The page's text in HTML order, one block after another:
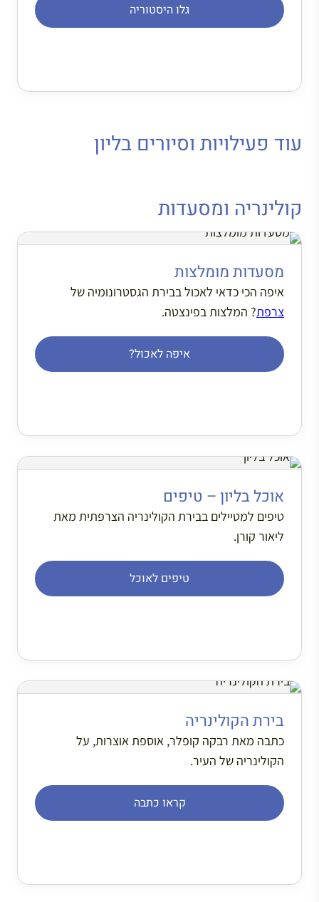
גלו היסטוריה
עוד פעילויות וסיורים בליון
קולינריה ומסעדות
מסעדות מומלצות
איפה הכי כדאי לאכול בבירת הגסטרונומיה של
צרפת? המלצות בפינצטה.
איפה לאכול?
אוכל בליון – טיפים
טיפים למטיילים בבירת הקולינריה הצרפתית מאת
ליאור קורן.
טיפים לאוכל
בירת הקולינריה
כתבה מאת רבקה קופלר, אוספת אוצרות, על
הקולינריה של העיר.
קראו כתבה